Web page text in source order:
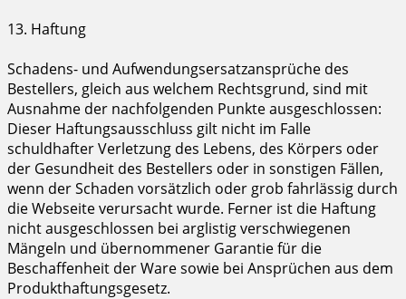
13. Haftung
Schadens- und Aufwendungsersatzansprüche des
Bestellers, gleich aus welchem Rechtsgrund, sind mit
Ausnahme der nachfolgenden Punkte ausgeschlossen:
Dieser Haftungsausschluss gilt nicht im Falle
schuldhafter Verletzung des Lebens, des Körpers oder
der Gesundheit des Bestellers oder in sonstigen Fällen,
wenn der Schaden vorsätzlich oder grob fahrlässig durch
die Webseite verursacht wurde. Ferner ist die Haftung
nicht ausgeschlossen bei arglistig verschwiegenen
Mängeln und übernommener Garantie für die
Beschaffenheit der Ware sowie bei Ansprüchen aus dem
Produkthaftungsgesetz.